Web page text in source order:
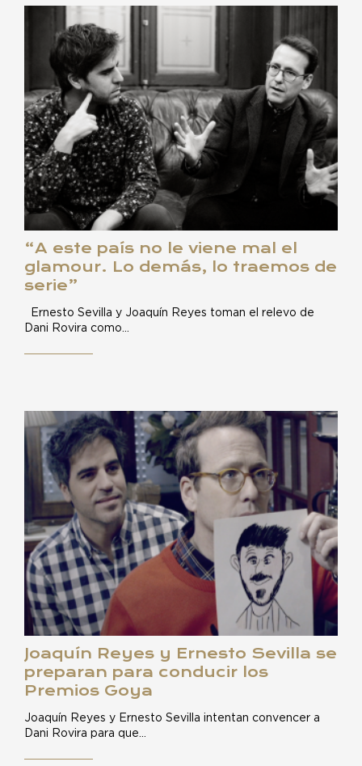
“A este país no le viene mal el
glamour. Lo demás, lo traemos de
serie”
Ernesto Sevilla y Joaquín Reyes toman el relevo de
Dani Rovira como…
Joaquín Reyes y Ernesto Sevilla se
preparan para conducir los
Premios Goya
Joaquín Reyes y Ernesto Sevilla intentan convencer a
Dani Rovira para que…